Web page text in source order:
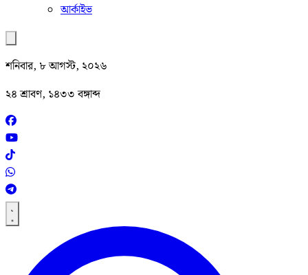
আর্কাইভ
শনিবার, ৮ আগস্ট, ২০২৬
২৪ শ্রাবণ, ১৪৩৩ বঙ্গাব্দ